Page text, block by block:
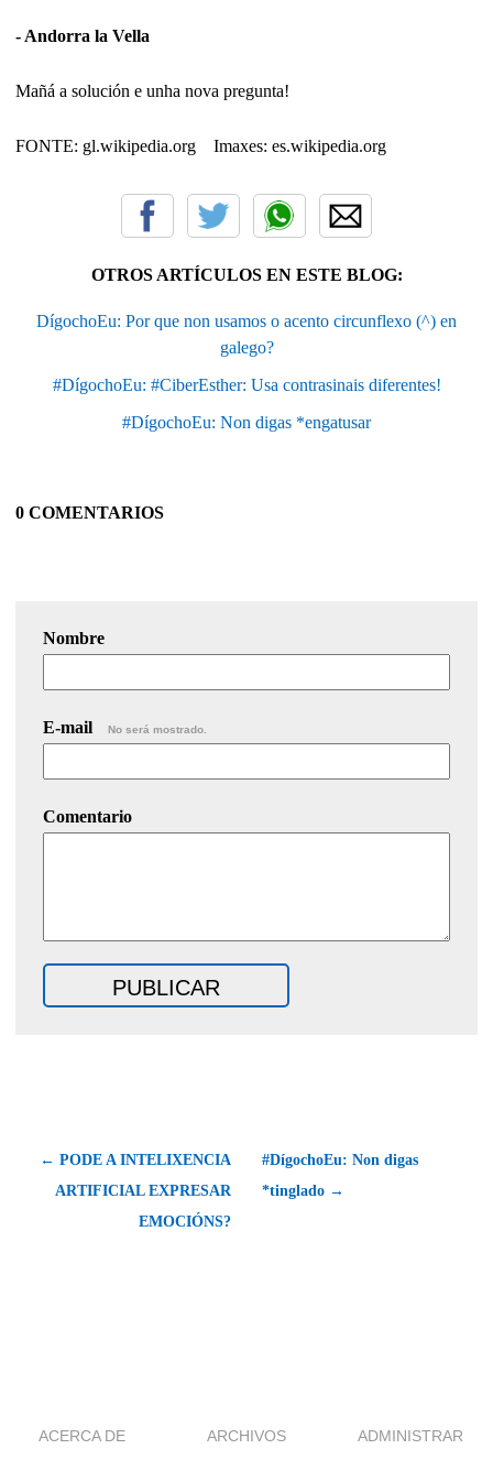
- Andorra la Vella
Mañá a solución e unha nova pregunta!
FONTE: gl.wikipedia.org Imaxes: es.wikipedia.org
OTROS ARTÍCULOS EN ESTE BLOG:
DígochoEu: Por que non usamos o acento circunflexo (^) en
galego?
#DígochoEu: #CiberEsther: Usa contrasinais diferentes!
#DígochoEu: Non digas *engatusar
0 COMENTARIOS
Nombre
E-mail No será mostrado.
Comentario
← PODE A INTELIXENCIA
ARTIFICIAL EXPRESAR
EMOCIÓNS?
#DígochoEu: Non digas
*tinglado →
ACERCA DE ARCHIVOS ADMINISTRAR